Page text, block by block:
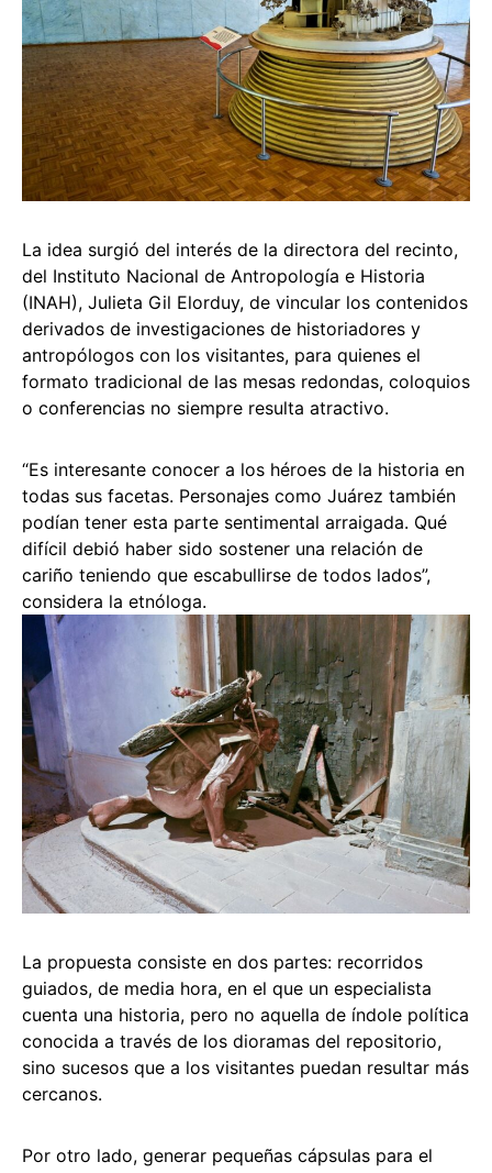
La idea surgió del interés de la directora del recinto,
del Instituto Nacional de Antropología e Historia
(INAH), Julieta Gil Elorduy, de vincular los contenidos
derivados de investigaciones de historiadores y
antropólogos con los visitantes, para quienes el
formato tradicional de las mesas redondas, coloquios
o conferencias no siempre resulta atractivo.
“Es interesante conocer a los héroes de la historia en
todas sus facetas. Personajes como Juárez también
podían tener esta parte sentimental arraigada. Qué
difícil debió haber sido sostener una relación de
cariño teniendo que escabullirse de todos lados”,
considera la etnóloga.
La propuesta consiste en dos partes: recorridos
guiados, de media hora, en el que un especialista
cuenta una historia, pero no aquella de índole política
conocida a través de los dioramas del repositorio,
sino sucesos que a los visitantes puedan resultar más
cercanos.
Por otro lado, generar pequeñas cápsulas para el